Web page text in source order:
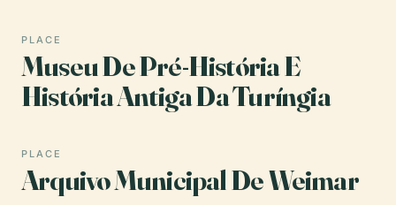
PLACE
Museu De Pré-História E
História Antiga Da Turíngia
PLACE
Arquivo Municipal De Weimar